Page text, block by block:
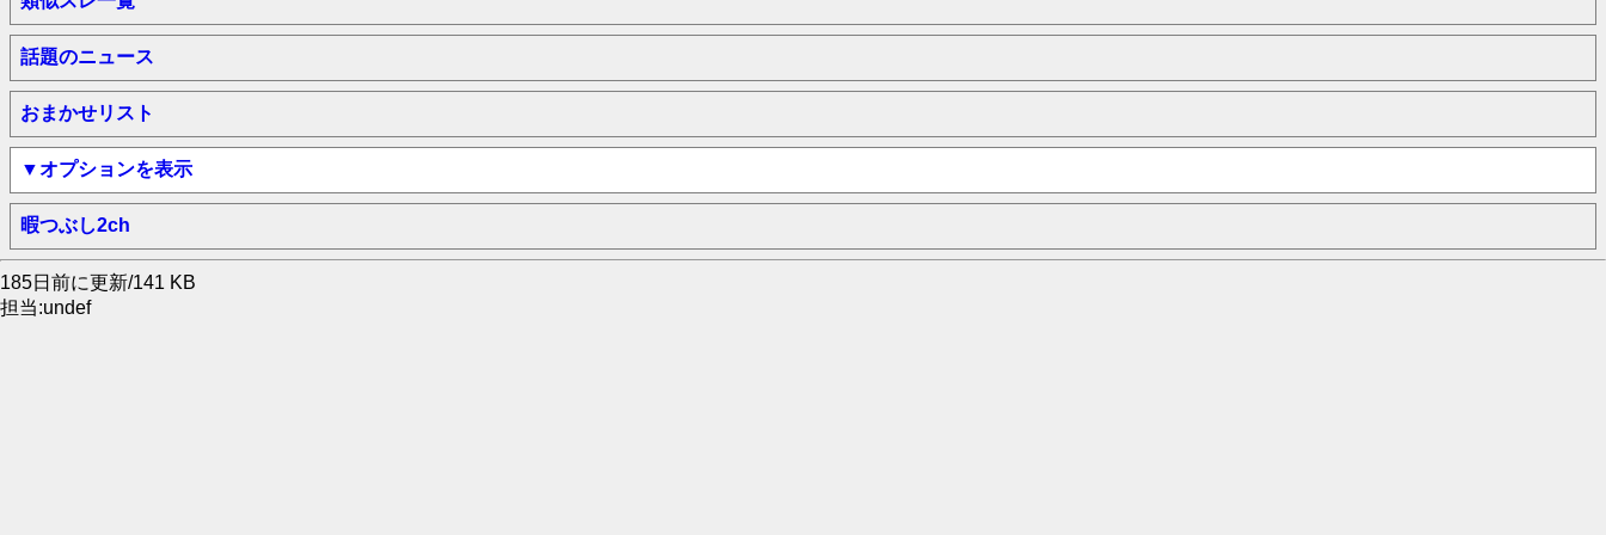
話題のニュース
おまかせリスト
▼オプションを表示
暇つぶし2ch
185日前に更新/141 KB
担当:undef